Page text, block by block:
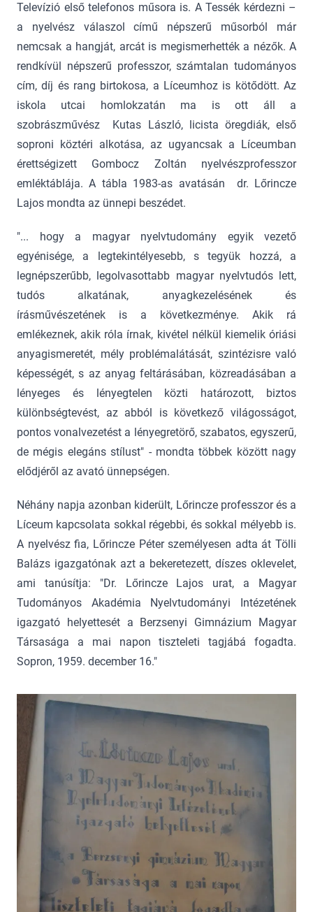
Televízió első telefonos műsora is. A Tessék kérdezni –
a nyelvész válaszol című népszerű műsorból már
nemcsak a hangját, arcát is megismerhették a nézők. A
rendkívül népszerű professzor, számtalan tudományos
cím, díj és rang birtokosa, a Líceumhoz is kötődött. Az
iskola utcai homlokzatán ma is ott áll a
szobrászművész Kutas László, licista öregdiák, első
soproni köztéri alkotása, az ugyancsak a Líceumban
érettségizett Gombocz Zoltán nyelvészprofesszor
emléktáblája. A tábla 1983-as avatásán dr. Lőrincze
Lajos mondta az ünnepi beszédet.
"... hogy a magyar nyelvtudomány egyik vezető
egyénisége, a legtekintélyesebb, s tegyük hozzá, a
legnépszerűbb, legolvasottabb magyar nyelvtudós lett,
tudós alkatának, anyagkezelésének és
írásművészetének is a következménye. Akik rá
emlékeznek, akik róla írnak, kivétel nélkül kiemelik óriási
anyagismeretét, mély problémalátását, szintézisre való
képességét, s az anyag feltárásában, közreadásában a
lényeges és lényegtelen közti határozott, biztos
különbségtevést, az abból is következő világosságot,
pontos vonalvezetést a lényegretörő, szabatos, egyszerű,
de mégis elegáns stílust" - mondta többek között nagy
elődjéről az avató ünnepségen.
Néhány napja azonban kiderült, Lőrincze professzor és a
Líceum kapcsolata sokkal régebbi, és sokkal mélyebb is.
A nyelvész fia, Lőrincze Péter személyesen adta át Tölli
Balázs igazgatónak azt a bekeretezett, díszes oklevelet,
ami tanúsítja: "Dr. Lőrincze Lajos urat, a Magyar
Tudományos Akadémia Nyelvtudományi Intézetének
igazgató helyettesét a Berzsenyi Gimnázium Magyar
Társasága a mai napon tiszteleti tagjábá fogadta.
Sopron, 1959. december 16."